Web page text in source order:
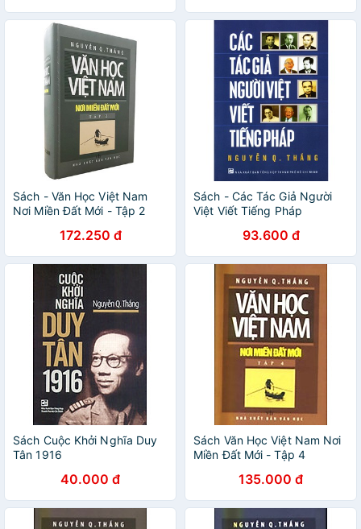
Sách - Văn Học Việt Nam
Nơi Miền Đất Mới - Tập 2
172.250 đ
Sách - Các Tác Giả Người
Việt Viết Tiếng Pháp
93.600 đ
Sách Cuộc Khởi Nghĩa Duy
Tân 1916
40.000 đ
Sách Văn Học Việt Nam Nơi
Miền Đất Mới - Tập 4
135.000 đ